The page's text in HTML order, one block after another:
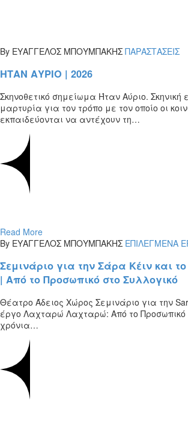
By ΕΥΑΓΓΕΛΟΣ ΜΠΟΥΜΠΑΚΗΣ ΠΑΡΑΣΤΑΣΕΙΣ
ΗΤΑΝ ΑΥΡΙΟ | 2026
Σκηνοθετικό σημείωμα Ήταν Αύριο.
μαρτυρία για τον τρόπο με τον οποίο οι
εκπαιδεύονται να αντέχουν τη…
Read More
By ΕΥΑΓΓΕΛΟΣ ΜΠΟΥΜΠΑΚΗΣ ΕΠΙΛΕΓΜΕΝΑ
Σεμινάριο για την Σάρα Κέιν και
| Από το Προσωπικό στο Συλλογικό
Θέατρο Άδειος Χώρος Σεμινάριο για την
έργο Λαχταρώ Λαχταρώ: Από το Προσωπικό
χρόνια…